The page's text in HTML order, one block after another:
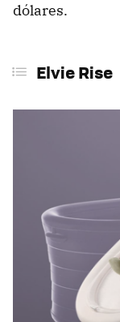
dólares.
Elvie Rise